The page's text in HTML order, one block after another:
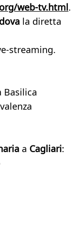
web-tv.html.
la diretta
streaming.
a Cagliari: